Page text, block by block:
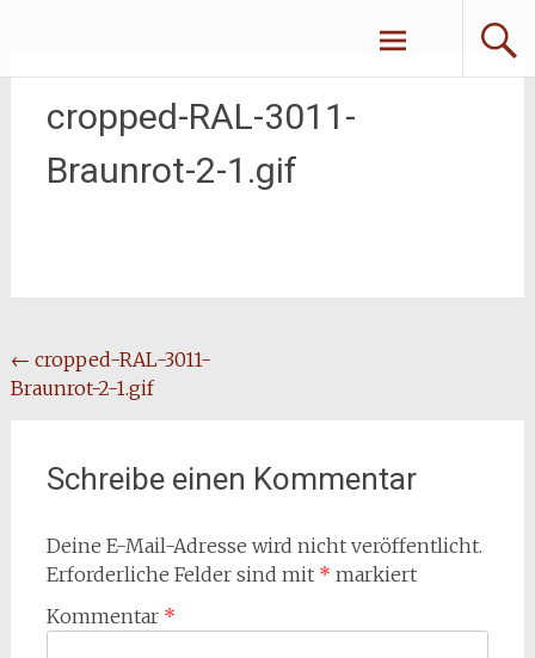
springen
cropped-RAL-3011-
Braunrot-2-1.gif
Beitragsnavigation
← cropped-RAL-3011-
Braunrot-2-1.gif
Schreibe einen Kommentar
Deine E-Mail-Adresse wird nicht veröffentlicht.
Erforderliche Felder sind mit * markiert
Kommentar *